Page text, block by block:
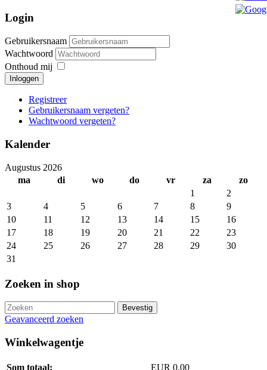
Login
Gebruikersnaam
Wachtwoord
Onthoud mij
Inloggen
Registreer
Gebruikersnaam vergeten?
Wachtwoord vergeten?
Kalender
Augustus 2026
ma
di wo do vr za
zo
1
2
3
4 5 6 7 8
9
10
11 12 13 14 15
16
17
18 19 20 21 22
23
24
25 26 27 28 29
30
31
Zoeken in shop
Geavanceerd zoeken
Winkelwagentje
Som totaal:
EUR 0,00